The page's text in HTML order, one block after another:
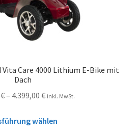
Care 4000 Lithium E-Bike mit
Dach
€– 4.399,00 € inkl. MwSt.
wählen